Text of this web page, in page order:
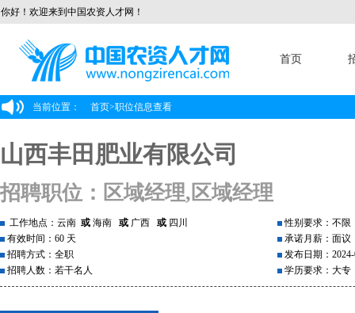
你好！欢迎来到中国农资人才网！
首页
当前位置： 首页>职位信息查看
山西丰田肥业有限公司
招聘职位：区域经理,区域经理
工作地点：云南 或 海南 或 广西 或 四川
有效时间：60 天
招聘方式：全职
招聘人数：若干名人
性别要求：不限
承诺月薪：面议
发布日期：
学历要求：大专